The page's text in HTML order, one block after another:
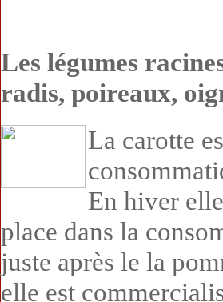
Les légumes
radis, poireaux,
La carotte
En hiver
place dans la
juste après le la
elle est